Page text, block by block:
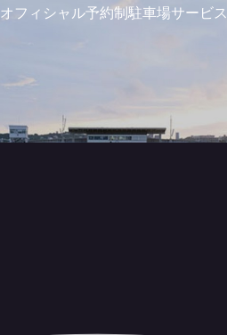
オフィシャル予約制駐車場サービス